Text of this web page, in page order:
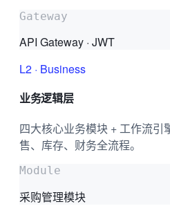
Gateway
API Gateway · JWT
L2 · Business
业务逻辑层
四大核心业务模块 + 工作流
售、库存、财务全流程。
Module
采购管理模块